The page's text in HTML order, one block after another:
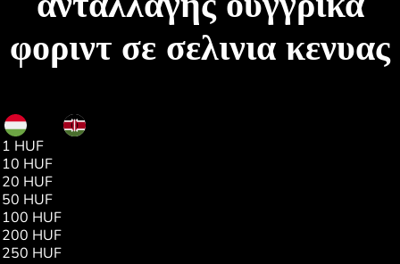
φοριντ σε σελινια κενυας
HUF
1 HUF
10 HUF
20 HUF
50 HUF
100 HUF
200 HUF
250 HUF